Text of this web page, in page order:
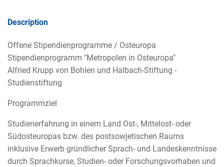
Description
Offene Stipendienprogramme / Osteuropa
Stipendienprogramm "Metropolen in Osteuropa"
Alfried Krupp von Bohlen und Halbach-Stiftung -
Studienstiftung
Programmziel
Studienerfahrung in einem Land Ost-, Mittelost- oder
Südosteuropas bzw. des postsowjetischen Raums
inklusive Erwerb gründlicher Sprach- und Landeskenntnisse
durch Sprachkurse, Studien- oder Forschungsvorhaben und